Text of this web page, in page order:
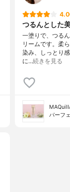
つるんとした
一塗りで、つる
リームです。柔
染み、しっとり
に…続きを見る
パーフ